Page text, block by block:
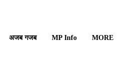
अजब गजब MP Info MORE